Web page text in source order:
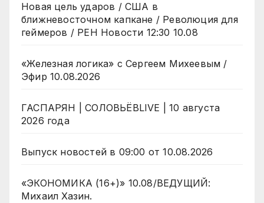
Новая цель ударов / США в
ближневосточном капкане / Революция для
геймеров / РЕН Новости 12:30 10.08
«Железная логика» с Сергеем Михеевым /
Эфир 10.08.2026
ГАСПАРЯН | СОЛОВЬЁВLIVE | 10 августа
2026 года
Выпуск новостей в 09:00 от 10.08.2026
«ЭКОНОМИКА (16+)» 10.08/ВЕДУЩИЙ:
Михаил Хазин.